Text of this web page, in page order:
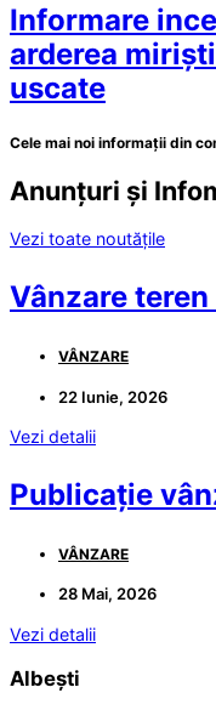
Informare
arderea
uscate
Cele mai noi informații din
Anunțuri și
Vezi toate noutățile
Vânzare
VÂNZARE
22 Iunie, 2026
Vezi detalii
Publicație
VÂNZARE
28 Mai, 2026
Vezi detalii
Albești